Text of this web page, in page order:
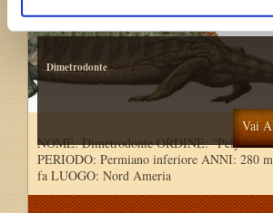
Dimetrodonte
Vai
NOME: Dimetrodonte ORDINE:
PERIODO: Permiano inferiore ANNI: 280
fa LUOGO: Nord Ameria